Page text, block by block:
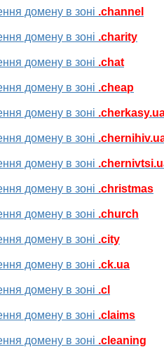
домену в зоні .channel
домену в зоні .charity
домену в зоні .chat
домену в зоні .cheap
домену в зоні
домену в зоні
домену в зоні
домену в зоні .christmas
домену в зоні .church
домену в зоні .city
домену в зоні .ck.ua
домену в зоні .cl
домену в зоні .claims
домену в зоні .cleaning